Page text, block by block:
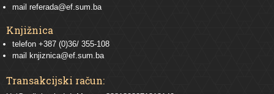
mail referada@ef.sum.ba
Knjižnica
telefon +387 (0)36/ 355-108
mail
knjiznica@ef.sum.ba
Transakcijski račun: